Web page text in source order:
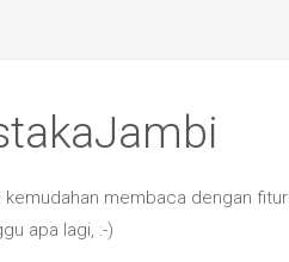
membaca dengan
apa lagi, :-)